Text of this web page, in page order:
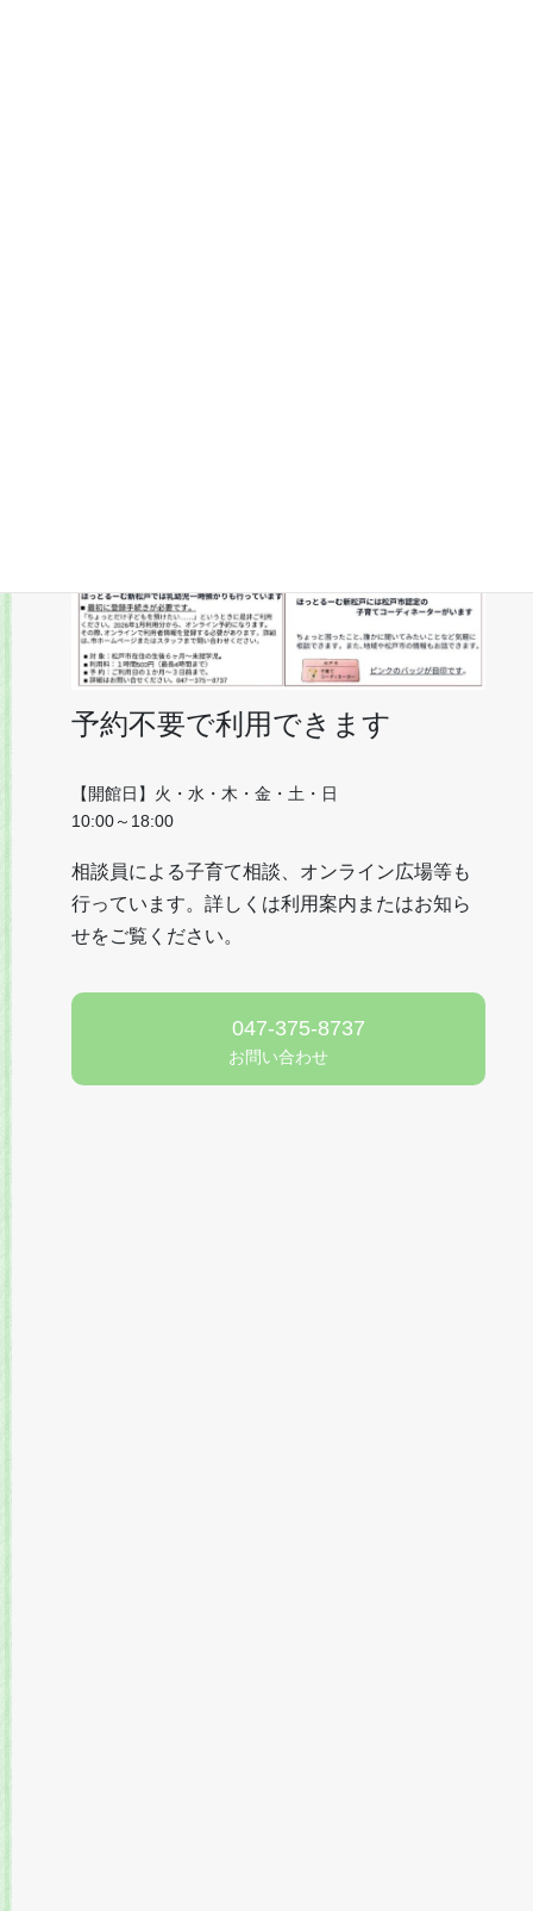
予約不要で利用できます
【開館日】火・水・木・金・土・日
10:00～18:00
相談員による子育て相談、オンライン広場等も
行っています。詳しくは利用案内またはお知ら
せをご覧ください。
047-375-8737
お問い合わせ